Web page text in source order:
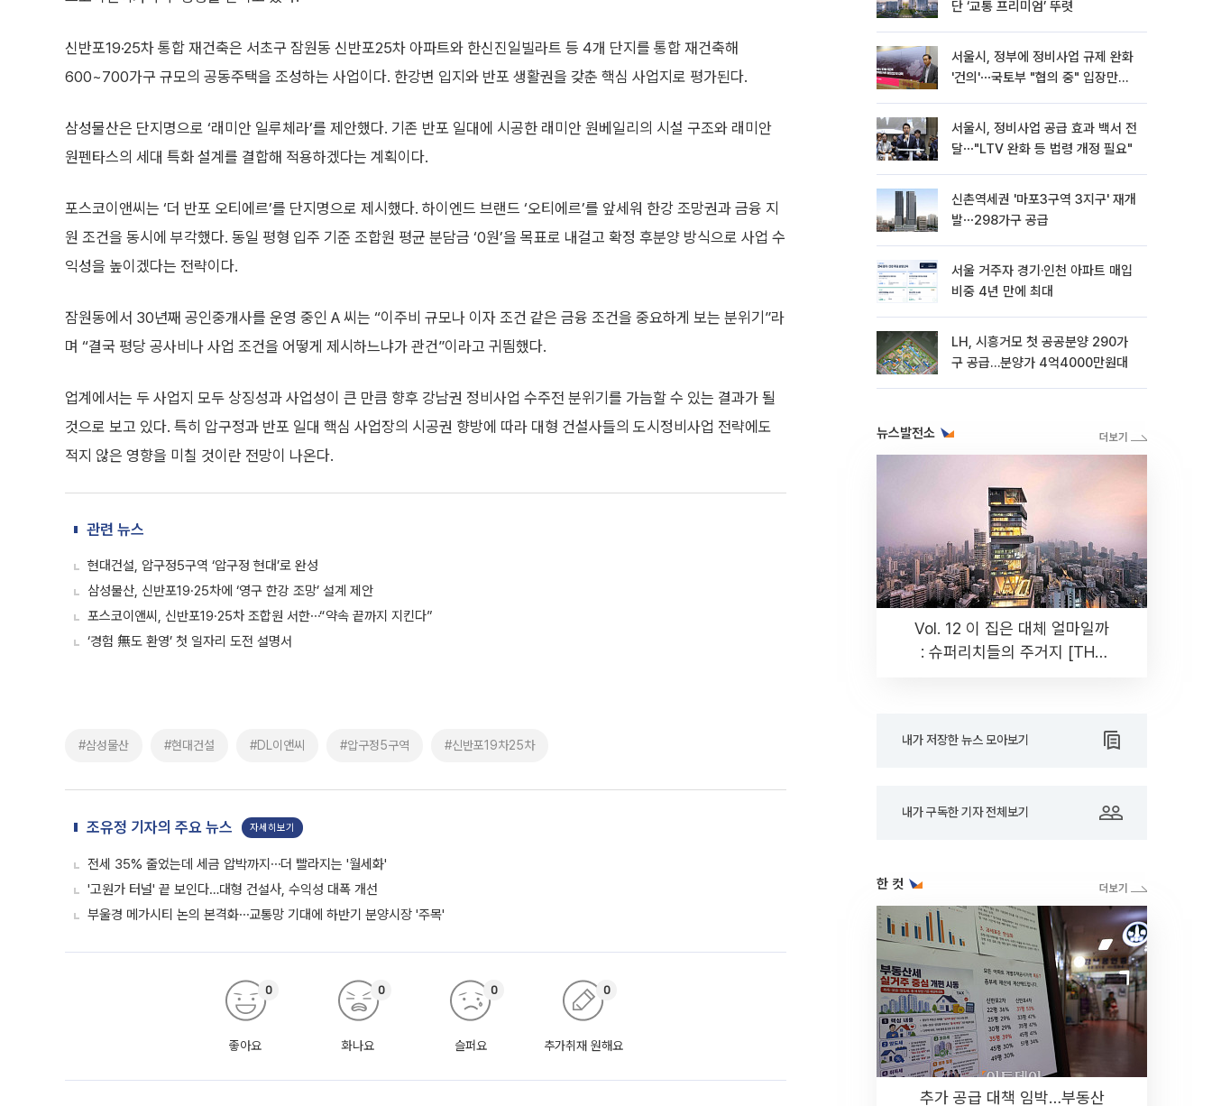
신반포19·25차 통합 재건축은 서초구 잠원동 신반포25차 아파트와 한신진일빌라트 등 4개 단지를 통합 재건축해
600~700가구 규모의 공동주택을 조성하는 사업이다. 한강변 입지와 반포 생활권을 갖춘 핵심 사업지로 평가된다.
삼성물산은 단지명으로 ‘래미안 일루체라’를 제안했다. 기존 반포 일대에 시공한 래미안 원베일리의 시설 구조와 래미안
원펜타스의 세대 특화 설계를 결합해 적용하겠다는 계획이다.
포스코이앤씨는 ‘더 반포 오티에르’를 단지명으로 제시했다. 하이엔드 브랜드 ‘오티에르’를 앞세워 한강 조망권과 금융 지
원 조건을 동시에 부각했다. 동일 평형 입주 기준 조합원 평균 분담금 ‘0원’을 목표로 내걸고 확정 후분양 방식으로 사업 수
익성을 높이겠다는 전략이다.
잠원동에서 30년째 공인중개사를 운영 중인 A 씨는 “이주비 규모나 이자 조건 같은 금융 조건을 중요하게 보는 분위기”라
며 “결국 평당 공사비나 사업 조건을 어떻게 제시하느냐가 관건”이라고 귀띔했다.
업계에서는 두 사업지 모두 상징성과 사업성이 큰 만큼 향후 강남권 정비사업 수주전 분위기를 가늠할 수 있는 결과가 될
것으로 보고 있다. 특히 압구정과 반포 일대 핵심 사업장의 시공권 향방에 따라 대형 건설사들의 도시정비사업 전략에도
적지 않은 영향을 미칠 것이란 전망이 나온다.
관련 뉴스
현대건설, 압구정5구역 ‘압구정 현대’로 완성
삼성물산, 신반포19·25차에 ‘영구 한강 조망’ 설계 제안
포스코이앤씨, 신반포19·25차 조합원 서한⋯“약속 끝까지 지킨다”
‘경험 無도 환영’ 첫 일자리 도전 설명서
#삼성물산 #현대건설 #DL이앤씨 #압구정5구역 #신반포19차25차
조유정 기자의 주요 뉴스 자세히보기
전세 35% 줄었는데 세금 압박까지⋯더 빨라지는 '월세화'
'고원가 터널' 끝 보인다…대형 건설사, 수익성 대폭 개선
부울경 메가시티 논의 본격화⋯교통망 기대에 하반기 분양시장 '주목'
좋아요
0
화나요
0
슬퍼요
0
추가취재 원해요
0
단 ‘교통 프리미엄’ 뚜렷
서울시, 정부에 정비사업 규제 완화
'건의'⋯국토부 "협의 중" 입장만
서울시, 정비사업 공급 효과 백서 전
달⋯"LTV 완화 등 법령 개정 필요"
신촌역세권 '마포3구역 3지구' 재개
발⋯298가구 공급
서울 거주자 경기·인천 아파트 매입
비중 4년 만에 최대
LH, 시흥거모 첫 공공분양 290가
구 공급…분양가 4억4000만원대
뉴스발전소
Vol. 12 이 집은 대체 얼마일까
: 슈퍼리치들의 주거지 [THE
내가 저장한 뉴스 모아보기
내가 구독한 기자 전체보기
한 컷
추가 공급 대책 임박…부동산